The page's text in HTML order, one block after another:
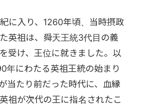
に入り、1260年頃、当時摂政
英祖は、舜天王統3代目の義
受け、王位に就きました。以
年にわたる英祖王統の始まり
当たり前だった時代に、血縁
祖が次代の王に指名されたこ